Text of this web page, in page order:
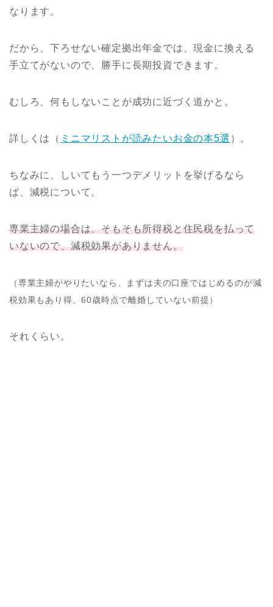
なります。
だから、下ろせない確定拠出年金では、現金に換える
手立てがないので、勝手に長期投資できます。
むしろ、何もしないことが成功に近づく道かと。
詳しくは（ ミニマリストが読みたいお金の本5選 ）。
ちなみに、しいてもう一つデメリットを挙げるなら
ば、減税について。
専業主婦の場合は、そもそも所得税と住民税を払って
いないので、減税効果がありません。
（専業主婦がやりたいなら、まずは夫の口座ではじめるのが減
税効果もあり得。60歳時点で離婚していない前提）
それくらい。